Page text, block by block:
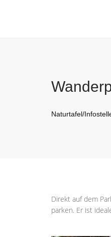
Naturtafel/
Direkt auf dem
parken. Er ist